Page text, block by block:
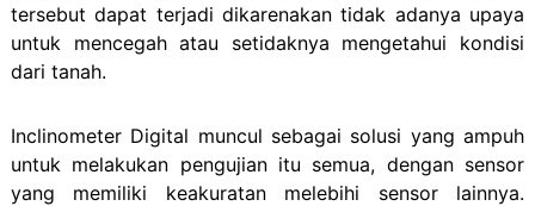
tersebut dapat terjadi dikarenakan tidak adanya upaya
untuk mencegah atau setidaknya mengetahui kondisi
dari tanah.
Inclinometer Digital muncul sebagai solusi yang ampuh
untuk melakukan pengujian itu semua, dengan sensor
yang memiliki keakuratan melebihi sensor lainnya.